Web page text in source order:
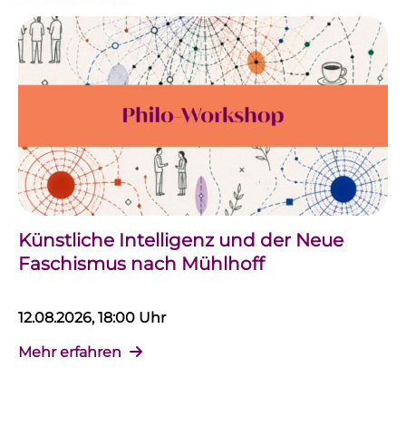
Künstliche Intelligenz und der Neue
Faschismus nach Mühlhoff
12.08.2026, 18:00 Uhr
Mehr erfahren